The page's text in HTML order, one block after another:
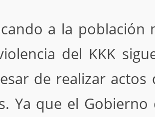
a la población
del KKK
de realizar actos
Ya que el Gobierno